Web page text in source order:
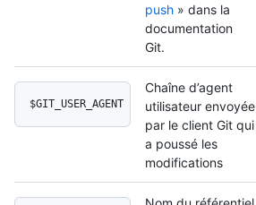
push » dans la
documentation
Git.
$GIT_USER_AGENT
Chaîne d’agent
utilisateur envoyée
par le client Git qui
a poussé les
modifications